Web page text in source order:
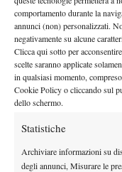
comportamento durante la
annunci (non) personalizzati.
negativamente su alcune
Clicca qui sotto per
scelte saranno applicate
in qualsiasi momento,
Cookie Policy o cliccando sul
dello schermo.
Statistiche
Archiviare informazioni su
degli annunci, Misurare le
Torna Spazio Tennis!
7 Settembre 2012